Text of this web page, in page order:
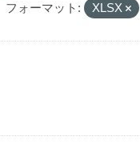
フォーマット: XLSX